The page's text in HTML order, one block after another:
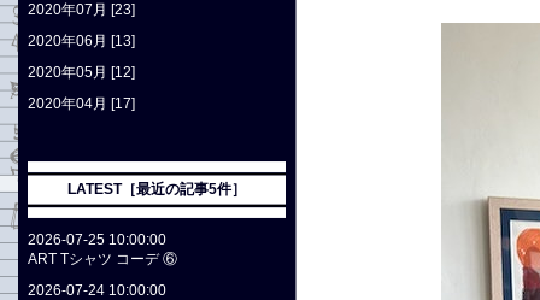
2020年07月 [23]
2020年06月 [13]
2020年05月 [12]
2020年04月 [17]
LATEST［最近の記事5件］
2026-07-25 10:00:00
ART Tシャツ コーデ ⑥
2026-07-24 10:00:00